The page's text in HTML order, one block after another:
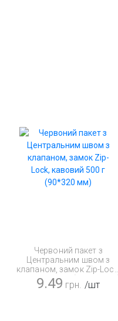
Червоний пакет з
Центральним швом з
клапаном, замок Zip-Lock,
кавовий 500 г (90*320 мм)
9.49 грн. /шт